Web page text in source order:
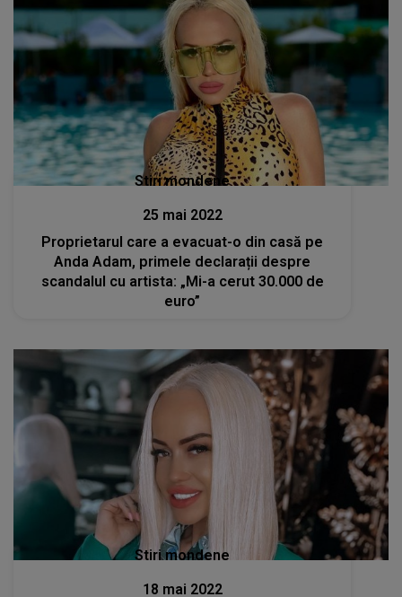
Stiri mondene
25 mai 2022
Proprietarul care a evacuat-o din casă pe
Anda Adam, primele declarații despre
scandalul cu artista: „Mi-a cerut 30.000 de
euro”
Stiri mondene
18 mai 2022